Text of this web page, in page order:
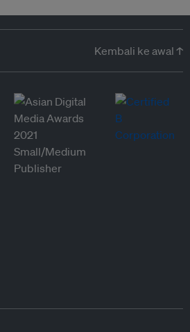
Kembali ke awal ↑